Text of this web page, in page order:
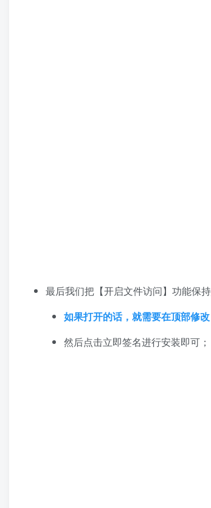
最后我们把【开启文件访问】功能保
如果打开的话，就需要在顶部修
然后点击立即签名进行安装即可；